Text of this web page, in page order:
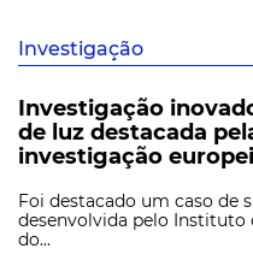
Investigação
Investigação
de luz destacada
investigação
Foi destacado um caso de
desenvolvida pelo Instituto
do...